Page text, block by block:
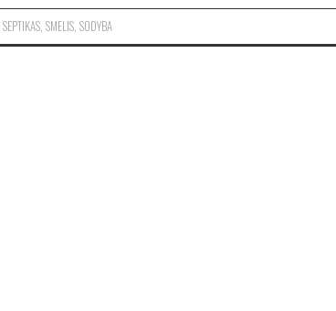
,SEPTIKAS ,SMELIS ,SODYBA